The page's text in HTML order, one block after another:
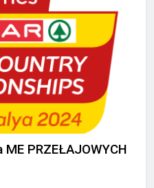
PRZEŁAJOWYCH